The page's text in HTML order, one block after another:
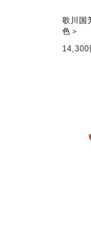
歌川国
色＞
14,300